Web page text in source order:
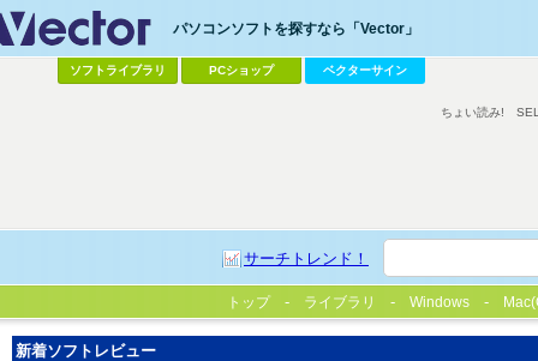
パソコンソフトを探すなら「Vector」
ソフトライブラリ PCショップ ベクターサイン
サーチトレンド！
ちょい読み!
トップ ライブラリ Windows
新着ソフトレビュー